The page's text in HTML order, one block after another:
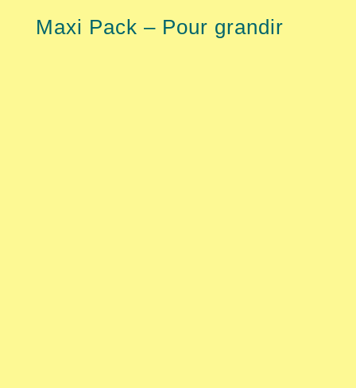
Maxi Pack – Pour grandir